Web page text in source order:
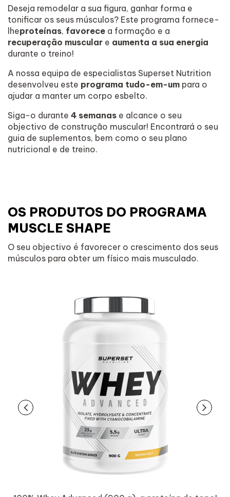
Deseja remodelar a sua figura, ganhar forma e
tonificar os seus músculos? Este programa fornece-
lheproteínas, favorece a formação e a
recuperação muscular e aumenta a sua energia
durante o treino!
A nossa equipa de especialistas Superset Nutrition
desenvolveu este programa tudo-em-um para o
ajudar a manter um corpo esbelto.
Siga-o durante 4 semanas e alcance o seu
objectivo de construção muscular! Encontrará o seu
guia de suplementos, bem como o seu plano
nutricional e de treino.
OS PRODUTOS DO PROGRAMA
MUSCLE SHAPE
O seu objectivo é favorecer o crescimento dos seus
músculos para obter um físico mais musculado.